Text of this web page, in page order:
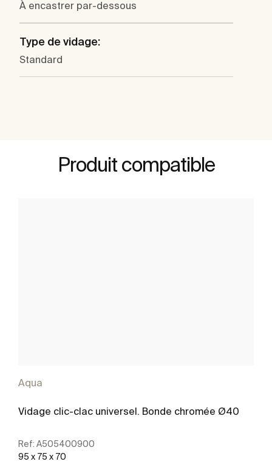
À encastrer par-dessous
Type de vidage:
Standard
Produit compatible
Aqua
Vidage clic-clac universel. Bonde chromée Ø40
Ref: A505400900
95 x 75 x 70